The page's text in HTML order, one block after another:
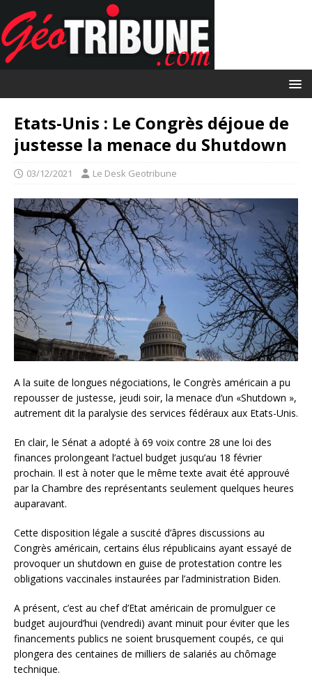
Etats-Unis : Le Congrès déjoue de
justesse la menace du Shutdown
03/12/2021 Le Desk Geotribune
A la suite de longues négociations, le Congrès américain a pu
repousser de justesse, jeudi soir, la menace d’un «Shutdown »,
autrement dit la paralysie des services fédéraux aux Etats-Unis.
En clair, le Sénat a adopté à 69 voix contre 28 une loi des
finances prolongeant l’actuel budget jusqu’au 18 février
prochain. Il est à noter que le même texte avait été approuvé
par la Chambre des représentants seulement quelques heures
auparavant.
Cette disposition légale a suscité d’âpres discussions au
Congrès américain, certains élus républicains ayant essayé de
provoquer un shutdown en guise de protestation contre les
obligations vaccinales instaurées par l’administration Biden.
A présent, c’est au chef d’Etat américain de promulguer ce
budget aujourd’hui (vendredi) avant minuit pour éviter que les
financements publics ne soient brusquement coupés, ce qui
plongera des centaines de milliers de salariés au chômage
technique.